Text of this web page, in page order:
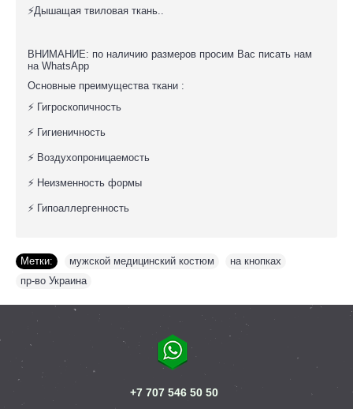
⚡Дышащая твиловая ткань..
ВНИМАНИЕ: по наличию размеров просим Вас писать нам
на WhatsApp
Основные преимущества ткани :
⚡ Гигроскопичность
⚡ Гигиеничность
⚡ Воздухопроницаемость
⚡ Неизменность формы
⚡ Гипоаллергенность
Метки: мужской медицинский костюм на кнопках
пр-во Украина
+7 707 546 50 50